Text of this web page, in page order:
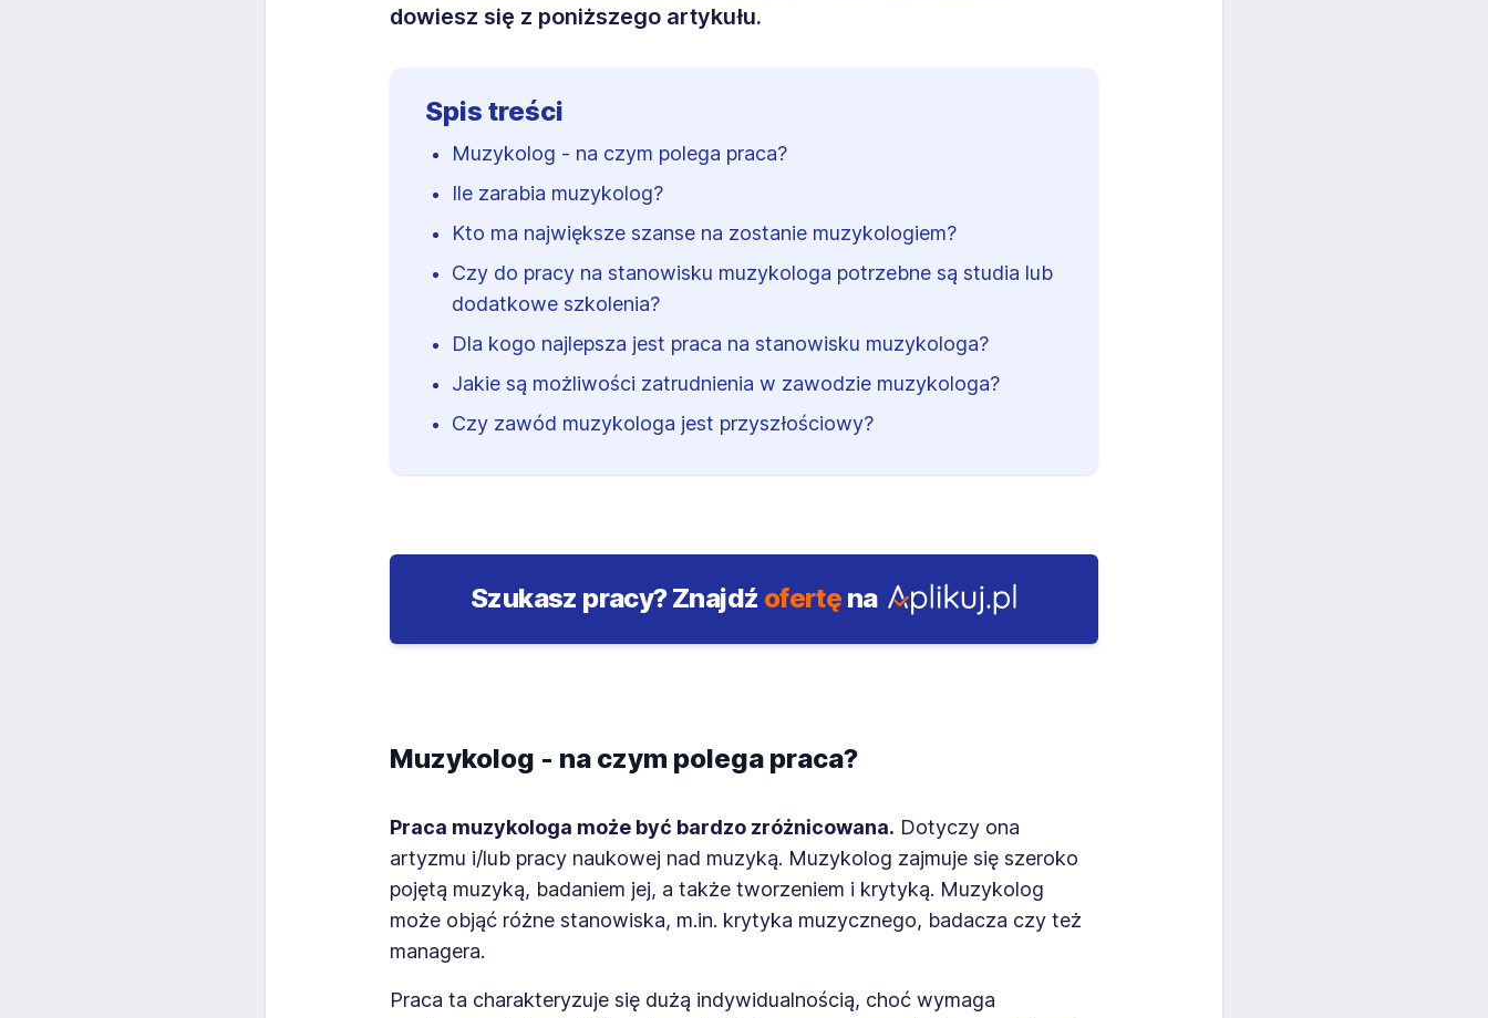
dowiesz się z poniższego artykułu.
Spis treści
Muzykolog - na czym polega praca?
Ile zarabia muzykolog?
Kto ma największe szanse na zostanie muzykologiem?
Czy do pracy na stanowisku muzykologa potrzebne są studia lub
dodatkowe szkolenia?
Dla kogo najlepsza jest praca na stanowisku muzykologa?
Jakie są możliwości zatrudnienia w zawodzie muzykologa?
Czy zawód muzykologa jest przyszłościowy?
Szukasz pracy?Znajdź ofertę na
Muzykolog - na czym polega praca?
Praca muzykologa może być bardzo zróżnicowana. Dotyczy ona
artyzmu i/lub pracy naukowej nad muzyką. Muzykolog zajmuje się szeroko
pojętą muzyką, badaniem jej, a także tworzeniem i krytyką. Muzykolog
może objąć różne stanowiska, m.in. krytyka muzycznego, badacza czy też
managera.
Praca ta charakteryzuje się dużą indywidualnością, choć wymaga